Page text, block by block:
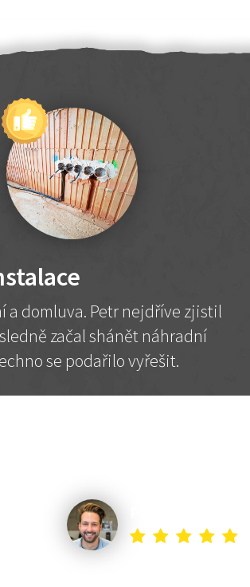
a domluva. Petr nejdříve zjistil
začal shánět náhradní
se podařilo vyřešit.